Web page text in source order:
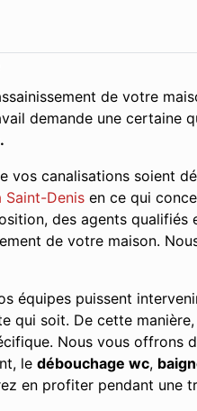
de votre
demande une certaine
vos canalisations soient
Saint-Denis en ce qui
des agents qualifiés
de votre maison.
équipes puissent
qui soit. De cette
Nous vous offrons
le débouchage wc,
en profiter pendant une